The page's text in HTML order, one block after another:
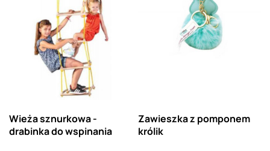
Wieża sznurkowa -
drabinka do wspinania
Zawieszka z pomponem
królik